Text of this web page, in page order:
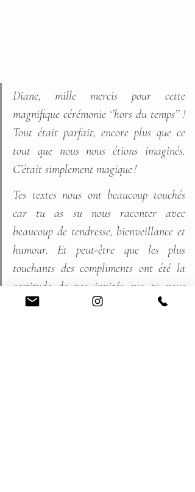
Diane, mille mercis pour cette
magnifique cérémonie ‘’hors du temps’’ !
Tout était parfait, encore plus que ce
tout que nous nous étions imaginés.
C’était simplement magique !
Tes textes nous ont beaucoup touchés
car tu as su nous raconter avec
beaucoup de tendresse, bienveillance et
humour. Et peut-être que les plus
touchants des compliments ont été la
certitude de nos invités que tu nous
connaissais depuis longtemps ; car tous